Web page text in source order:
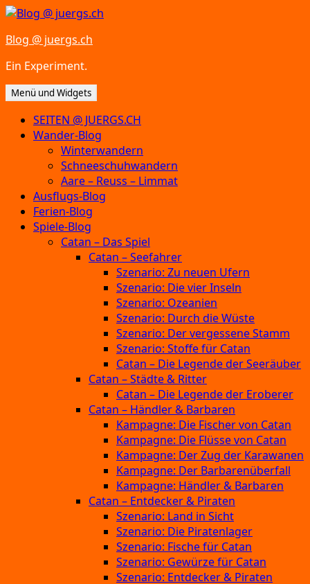
Zum
springen
Blog @ juergs.ch
Ein Experiment.
Menü und Widgets
SEITEN @ JUERGS.CH
Wander-Blog
Winterwandern
Schneeschuhwandern
Aare – Reuss – Limmat
Ausflugs-Blog
Ferien-Blog
Spiele-Blog
Catan – Das Spiel
Catan – Seefahrer
Szenario: Zu neuen Ufern
Szenario: Die vier Inseln
Szenario: Ozeanien
Szenario: Durch die Wüste
Szenario: Der vergessene Stamm
Szenario: Stoffe für Catan
Catan – Die Legende der Seeräuber
Catan – Städte & Ritter
Catan – Die Legende der Eroberer
Catan – Händler & Barbaren
Kampagne: Die Fischer von Catan
Kampagne: Die Flüsse von Catan
Kampagne: Der Zug der Karawanen
Kampagne: Der Barbarenüberfall
Kampagne: Händler & Barbaren
Catan – Entdecker & Piraten
Szenario: Land in Sicht
Szenario: Die Piratenlager
Szenario: Fische für Catan
Szenario: Gewürze für Catan
Szenario: Entdecker & Piraten